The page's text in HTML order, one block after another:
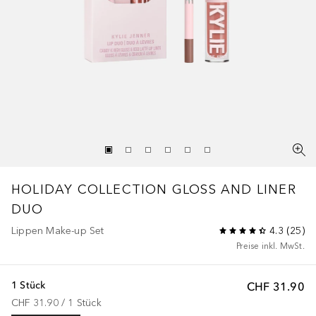
HOLIDAY COLLECTION GLOSS AND LINER
DUO
Lippen Make-up Set 4.3 (25)
Preise inkl. MwSt.
CHF 31.90
1 Stück
CHF 31.90 / 1 Stück